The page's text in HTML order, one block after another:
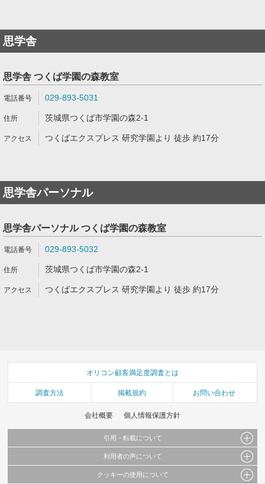
思学舎
思学舎 つくば学園の森教室
029-893-5031
茨城県つくば市学園の森2-1
つくばエクスプレス 研究学園より 徒歩 約17分
思学舎パーソナル
思学舎パーソナル つくば学園の森教室
029-893-5032
茨城県つくば市学園の森2-1
つくばエクスプレス 研究学園より 徒歩 約17分
オリコン顧客満足度調査とは
調査方法 掲載規約 お問い合わせ
会社概要 個人情報保護方針
引用・転載について
当サイトで公開されている情報（文字、写真、イラスト、画像データ等）及びこれらの配
これらの情報を権利者の許可なく無断転載・複製などの二次利用を行うことは固く禁じて
利用者の声について
当サイトに掲載している内容はすべてサービスの利用者が提出された見解・感想です。
クッキーの使用について